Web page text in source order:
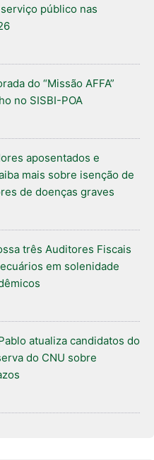
público nas
do “Missão AFFA”
no SISBI-POA
aposentados e
mais sobre isenção de
de doenças graves
três Auditores Fiscais
em solenidade
atualiza candidatos do
do CNU sobre